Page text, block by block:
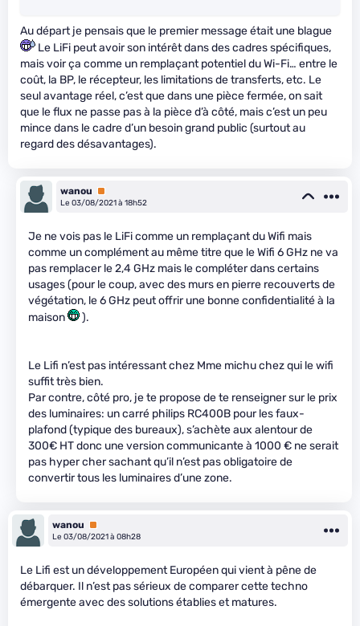
Au départ je pensais que le premier message était une blague
Le LiFi peut avoir son intérêt dans des cadres spécifiques,
mais voir ça comme un remplaçant potentiel du Wi-Fi… entre le
coût, la BP, le récepteur, les limitations de transferts, etc. Le
seul avantage réel, c’est que dans une pièce fermée, on sait
que le flux ne passe pas à la pièce d’à côté, mais c’est un peu
mince dans le cadre d’un besoin grand public (surtout au
regard des désavantages).
wanou
Premium
Le 03/08/2021 à 18h52
Je ne vois pas le LiFi comme un remplaçant du Wifi mais
comme un complément au même titre que le Wifi 6 GHz ne va
pas remplacer le 2,4 GHz mais le compléter dans certains
usages (pour le coup, avec des murs en pierre recouverts de
végétation, le 6 GHz peut offrir une bonne confidentialité à la
maison
).
Le Lifi n’est pas intéressant chez Mme michu chez qui le wifi
suffit très bien.
Par contre, côté pro, je te propose de te renseigner sur le prix
des luminaires: un carré philips RC400B pour les faux-
plafond (typique des bureaux), s’achète aux alentour de
300€ HT donc une version communicante à 1000 € ne serait
pas hyper cher sachant qu’il n’est pas obligatoire de
convertir tous les luminaires d’une zone.
wanou
Premium
Le 03/08/2021 à 08h28
Le Lifi est un développement Européen qui vient à pêne de
débarquer. Il n’est pas sérieux de comparer cette techno
émergente avec des solutions établies et matures.